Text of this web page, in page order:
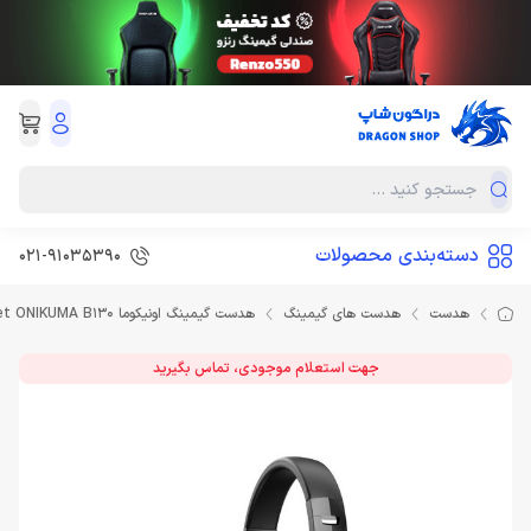
دسته‌بندی محصولات 021-91035390
هدست هدست های گیمینگ هدست گیمینگ اونیکوما Headset ONIKUMA B130
جهت استعلام موجودی، تماس بگیرید